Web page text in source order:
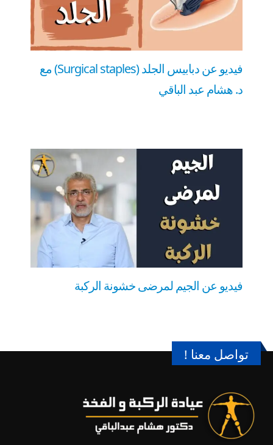
فيديو عن دبابيس الجلد (Surgical staples) مع
د. هشام عبد الباقي
فيديو عن الجيم لمرضى خشونة الركبة
تواصل معنا !